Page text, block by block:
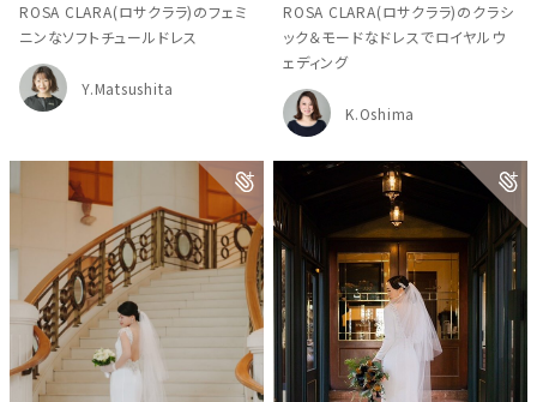
ROSA CLARA(ロサクララ)のフェミ
ニンなソフトチュールドレス
Y.Matsushita
ROSA CLARA(ロサクララ)のクラシ
ック＆モードなドレスでロイヤルウ
ェディング
K.Oshima